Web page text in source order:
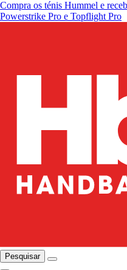
Compra os ténis Hummel e
Powerstrike Pro e Topflight Pro
Pesquisar